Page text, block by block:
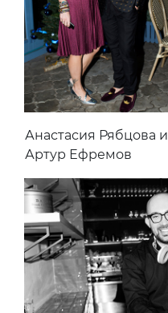
Анастасия Рябцова и
Артур Ефремов